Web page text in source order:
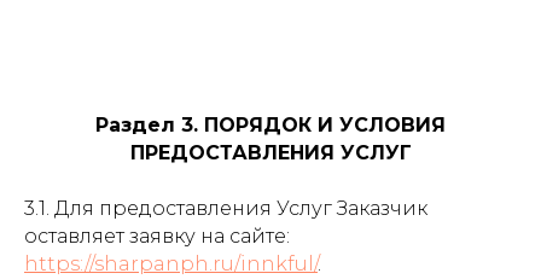
Раздел 3. ПОРЯДОК И УСЛОВИЯ
ПРЕДОСТАВЛЕНИЯ УСЛУГ
3.1. Для предоставления Услуг Заказчик
оставляет заявку на сайте:
https://sharpanph.ru/innkful/.